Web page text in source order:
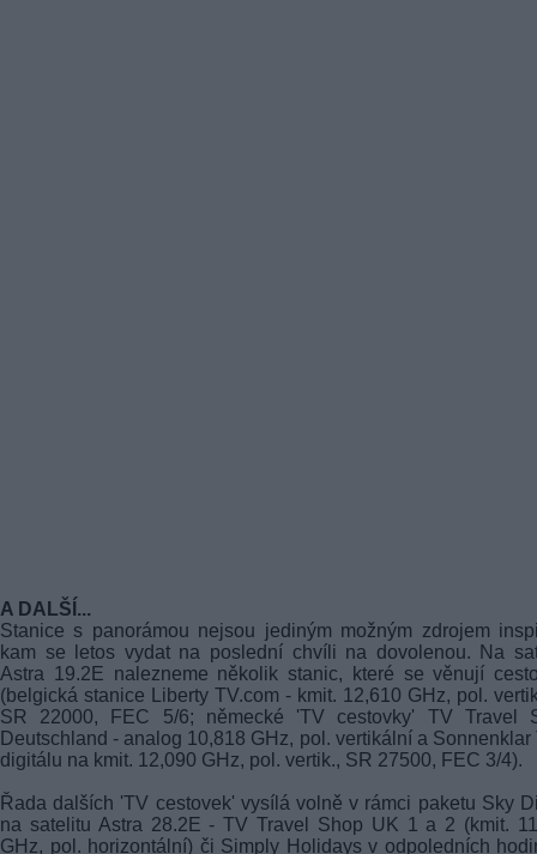
A DALŠÍ...
Stanice s panorámou nejsou jediným možným zdrojem
kam se letos vydat na poslední chvíli na dovolenou. Na
Astra 19.2E nalezneme několik stanic, které se věnují
(belgická stanice Liberty TV.com - kmit. 12,610 GHz, pol.
SR 22000, FEC 5/6; německé 'TV cestovky' TV Travel
Deutschland - analog 10,818 GHz, pol. vertikální a Sonnenklar
digitálu na kmit. 12,090 GHz, pol. vertik., SR 27500, FEC 3/4).
Řada dalších 'TV cestovek' vysílá volně v rámci paketu Sky
na satelitu Astra 28.2E - TV Travel Shop UK 1 a 2 (kmit.
GHz, pol. horizontální) či Simply Holidays v odpoledních